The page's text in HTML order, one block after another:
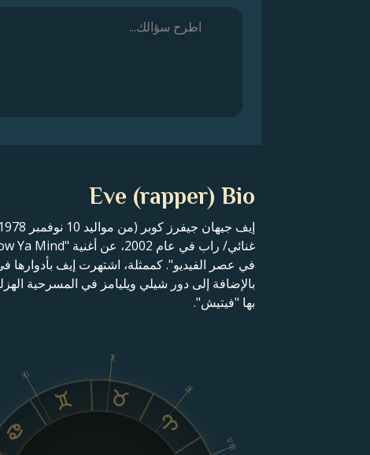
Eve (rapper) Bio
بها "فيتيش".
VIII
IX
X
XI